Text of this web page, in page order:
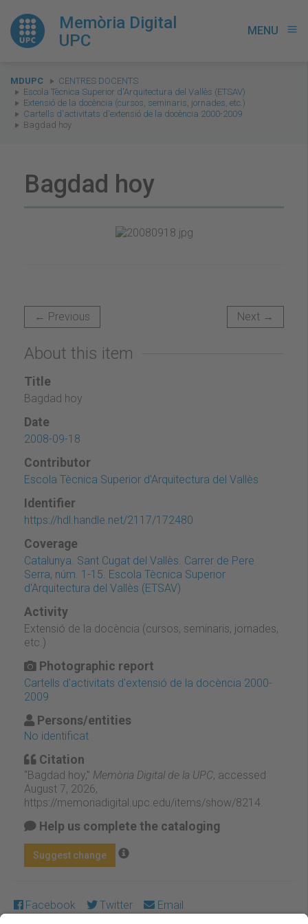
Memòria Digital
UPC
MENU menu
You
are
here:
MDUPC
CENTRES DOCENTS
Escola Tècnica Superior d'Arquitectura del Vallès (ETSAV)
Extensió de la docència (cursos, seminaris, jornades, etc.)
Cartells d'activitats d'extensió de la docència 2000-2009
Bagdad hoy
Bagdad hoy
← Previous Next →
About this item
Title
Bagdad hoy
Date
2008-09-18
Contributor
Escola Tècnica Superior d'Arquitectura del Vallès
Identifier
https://hdl.handle.net/2117/172480
Coverage
Catalunya. Sant Cugat del Vallès. Carrer de Pere
Serra, núm. 1-15. Escola Tècnica Superior
d'Arquitectura del Vallès (ETSAV)
Activity
Extensió de la docència (cursos, seminaris, jornades,
etc.)
Photographic report
Cartells d'activitats d'extensió de la docència 2000-
2009
Persons/entities
No identificat
Citation
“Bagdad hoy,” Memòria Digital de la UPC, accessed
August 7, 2026,
https://memoriadigital.upc.edu/items/show/8214
Help us complete the cataloging
Suggest change
Facebook Twitter Email